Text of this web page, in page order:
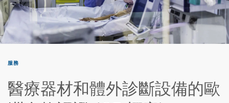
服務
醫療器材和體外診斷設備的歐